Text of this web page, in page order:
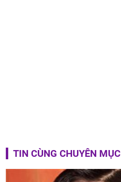
TIN CÙNG CHUYÊN MỤC